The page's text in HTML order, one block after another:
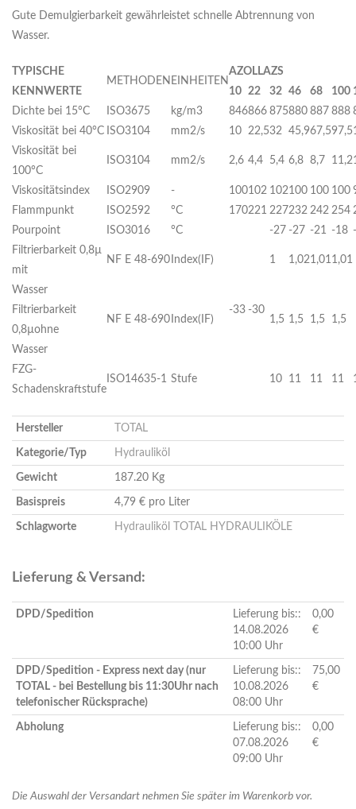
Gute Demulgierbarkeit gewährleistet schnelle Abtrennung von
Wasser.
Y P ISCHE
KENNWERTE
METHODEN EINHEITEN
AZOLLAZS
10 22 32 46 68 100
Dichte bei 15°C
ISO3675 kg/m3 846866 875880 887 888
Viskosität bei 40°C ISO3104 mm2/s 10 22,532 45,967,597,5
Viskosität bei
100°C
ISO3104 mm2/s 2,6 4,4 5,4 6,8 8,7 11,2
Viskositätsindex ISO2909 - 100102 102100 100 100
Flammpunkt
ISO2592 °C 170221 227232 242 254
Pourpoint
ISO3016 °C
-33 -30
-27 -27 -21 -18
Filtrierbarkeit 0,8µ
mit
NF E 48-690 Index(IF) 1 1,021,011,01
Wasser
Filtrierbarkeit
0,8µohne
NF E 48-690 Index(IF) 1,5 1,5 1,5 1,5
Wasser
FZG-
Schadenskraftstufe
ISO14635-1 Stufe 10 11 11 11
Hersteller TOTAL
Kategorie/Typ Hydrauliköl
Gewicht 187.20 Kg
Basispreis 4,79 € pro Liter
Schlagworte Hydrauliköl TOTAL HYDRAULIKÖLE
Lieferung & Versand:
DPD/Spedition
Lieferung bis::
14.08.2026
10:00 Uhr
0,00
€
DPD/Spedition - Express next day (nur
TOTAL - bei Bestellung bis 11:30Uhr nach
telefonischer Rücksprache)
Lieferung bis::
10.08.2026
08:00 Uhr
75,00
€
Abholung
Lieferung bis::
07.08.2026
09:00 Uhr
0,00
€
Die Auswahl der Versandart nehmen Sie später im Warenkorb vor.